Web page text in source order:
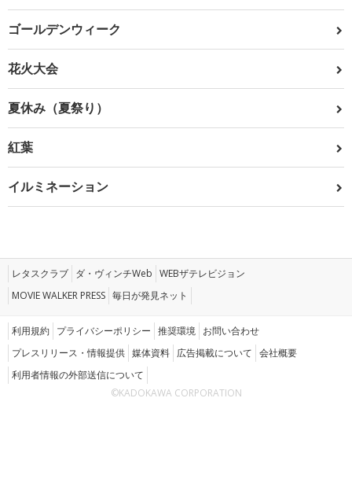
ゴールデンウィーク
花火大会
夏休み（夏祭り）
紅葉
イルミネーション
レタスクラブ ダ・ヴィンチWeb WEBザテレビジョン
MOVIE WALKER PRESS 毎日が発見ネット
利用規約 プライバシーポリシー 推奨環境 お問い合わせ
プレスリリース・情報提供 媒体資料 広告掲載について 会社概要
利用者情報の外部送信について
©KADOKAWA CORPORATION